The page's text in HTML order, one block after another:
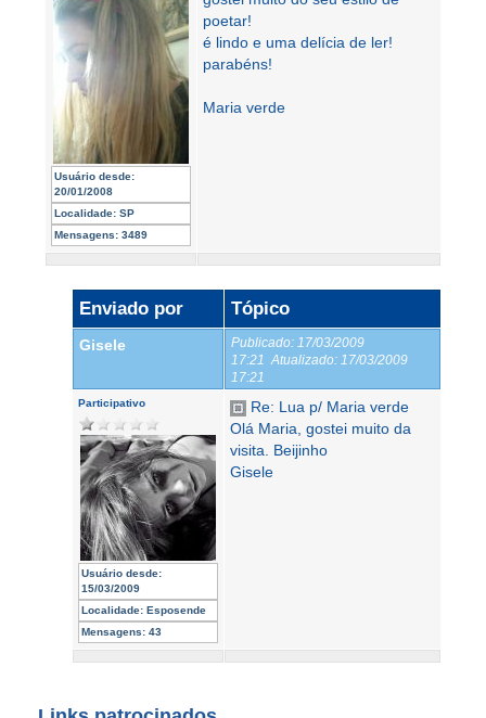
Usuário desde:
20/01/2008
Localidade: SP
Mensagens: 3489
poetar!
é lindo e uma delícia de ler!
parabéns!
Maria verde
Enviado por Tópico
Gisele Publicado: 17/03/2009
17:21 Atualizado: 17/03/2009
17:21
Participativo
Usuário desde:
15/03/2009
Localidade: Esposende
Mensagens: 43
Re: Lua p/ Maria verde
Olá Maria, gostei muito da
visita. Beijinho
Gisele